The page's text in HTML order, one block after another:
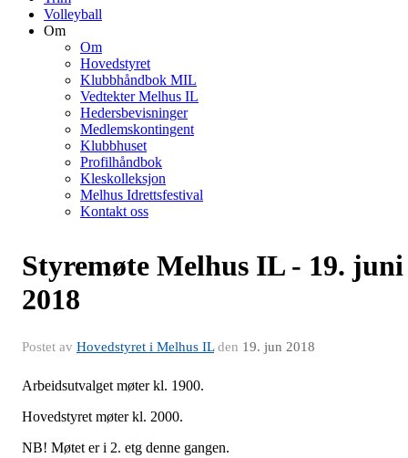
Volleyball
Om
Om
Hovedstyret
Klubbhåndbok MIL
Vedtekter Melhus IL
Hedersbevisninger
Medlemskontingent
Klubbhuset
Profilhåndbok
Kleskolleksjon
Melhus Idrettsfestival
Kontakt oss
Styremøte Melhus IL - 19. juni
2018
Postet av Hovedstyret i Melhus ILden 19. jun 2018
Arbeidsutvalget møter kl. 1900.
Hovedstyret møter kl. 2000.
NB! Møtet er i 2. etg denne gangen.